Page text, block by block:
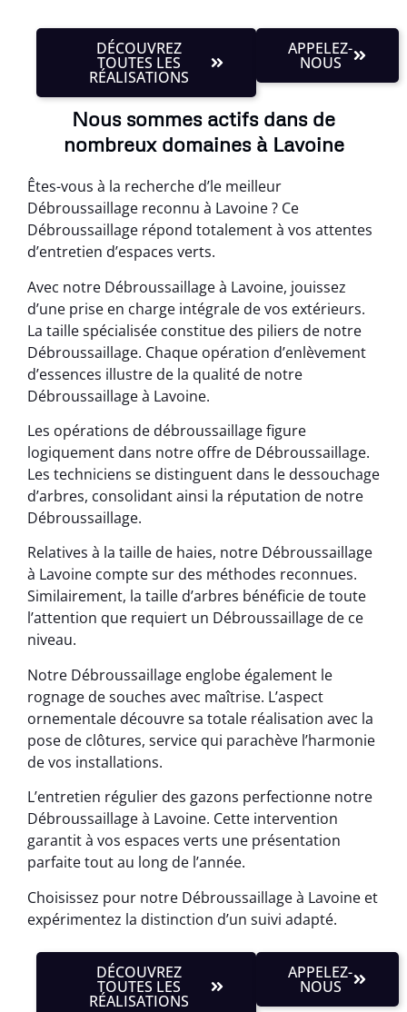
DÉCOUVREZ
TOUTES LES
RÉALISATIONS
APPELEZ-
NOUS
Nous sommes actifs dans de
nombreux domaines à Lavoine
Êtes-vous à la recherche d’le meilleur
Débroussaillage reconnu à Lavoine ? Ce
Débroussaillage répond totalement à vos attentes
d’entretien d’espaces verts.
Avec notre Débroussaillage à Lavoine, jouissez
d’une prise en charge intégrale de vos extérieurs.
La taille spécialisée constitue des piliers de notre
Débroussaillage. Chaque opération d’enlèvement
d’essences illustre de la qualité de notre
Débroussaillage à Lavoine.
Les opérations de débroussaillage figure
logiquement dans notre offre de Débroussaillage.
Les techniciens se distinguent dans le dessouchage
d’arbres, consolidant ainsi la réputation de notre
Débroussaillage.
Relatives à la taille de haies, notre Débroussaillage
à Lavoine compte sur des méthodes reconnues.
Similairement, la taille d’arbres bénéficie de toute
l’attention que requiert un Débroussaillage de ce
niveau.
Notre Débroussaillage englobe également le
rognage de souches avec maîtrise. L’aspect
ornementale découvre sa totale réalisation avec la
pose de clôtures, service qui parachève l’harmonie
de vos installations.
L’entretien régulier des gazons perfectionne notre
Débroussaillage à Lavoine. Cette intervention
garantit à vos espaces verts une présentation
parfaite tout au long de l’année.
Choisissez pour notre Débroussaillage à Lavoine et
expérimentez la distinction d’un suivi adapté.
DÉCOUVREZ
TOUTES LES
RÉALISATIONS
APPELEZ-
NOUS